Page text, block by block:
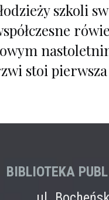
szkoli
stoi pierwsza
BIBLIOTEKA